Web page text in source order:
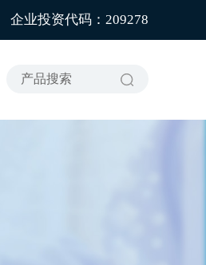
企业投资代码：209278